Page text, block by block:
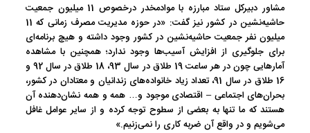
مشاور دبیرکل ستاد مبارزه با موادمخدر درخصوص 11 میلیون جمعیت
حاشیه‌نشین در کشور نیز گفت: «در حوزه مدیریت مصرف زمانی که 11
میلیون نفر جمعیت حاشیه‌نشین در کشور وجود داشته و هیچ برنامه‌ای
برای جلوگیری از افزایش آسیب‌ها وجود ندارد؛ همچنین با مشاهده
آمارهایی چون در هر ساعت 19 طلاق در سال 93، 18 طلاق در سال 92 و
16 طلاق در سال 91، تعداد زیاد خانواده‌های زندانیان و معتادان در کشور،
بحران‌های اجتماعی – اقتصادی موجود و… همه و همه نشان‌دهنده آن
هستند که ما تنها به بعضی از سطوح توجه کرده و از سایر عوامل غافل
می‌شویم و در واقع آن ضربه کاری را نمی‌زنیم.»